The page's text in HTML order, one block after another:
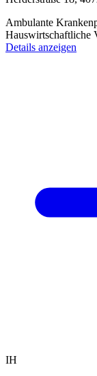
Ambulante
Hauswirtschaftliche
Details anzeigen
IH